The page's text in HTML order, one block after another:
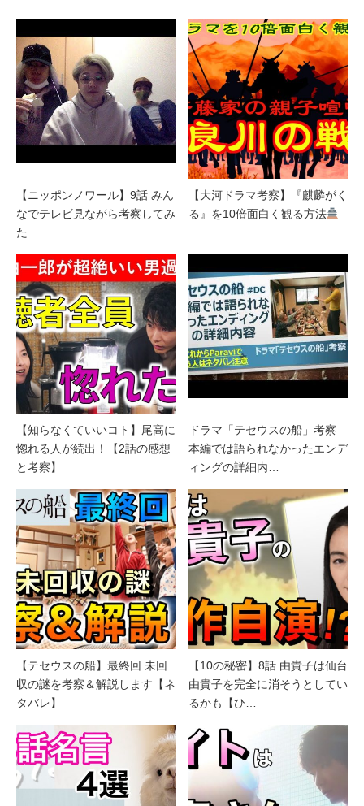
【ニッポンノワール】9話 みん
なでテレビ見ながら考察してみ
た
【大河ドラマ考察】『麒麟がく
る』を10倍面白く観る方法
【知らなくていいコト】尾高に
惚れる人が続出！【2話の感想
と考察】
ドラマ「テセウスの船」考察
本編では語られなかったエンデ
ィングの詳細内…
【テセウスの船】最終回 未回
収の謎を考察＆解説します【ネ
タバレ】
【10の秘密】8話 由貴子は仙台
由貴子を完全に消そうとしてい
るかも【ひ…